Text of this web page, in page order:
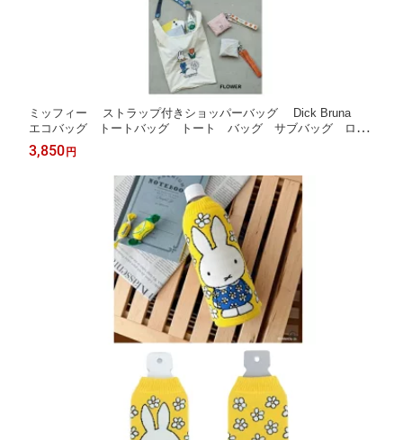
ミッフィー ストラップ付きショッパーバッグ Dick Bruna
エコバッグ トートバッグ トート バッグ サブバッグ ロー
プトート
3,850 円